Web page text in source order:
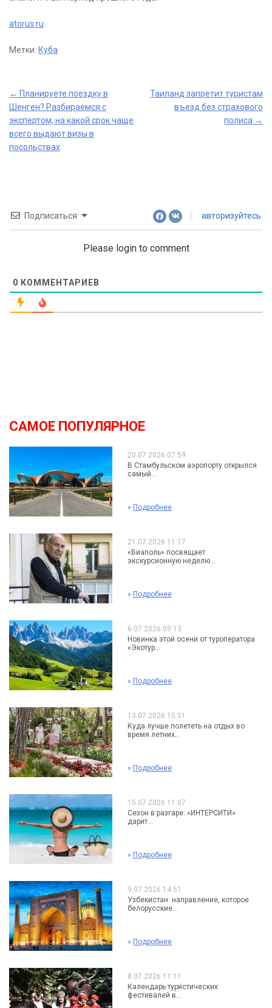
atorus.ru
Метки: Куба
Post
navigation
← Планируете поездку в
Шенген? Разбираемся с
экспертом, на какой срок чаще
всего выдают визы в
посольствах
Таиланд запретит туристам
въезд без страхового
полиса →
Подписаться авторизуйтесь
Please login to comment
0 КОММЕНТАРИЕВ
САМОЕ ПОПУЛЯРНОЕ
20.07.2026 07:59
В Стамбульском аэропорту открылся
самый...
» Подробнее
21.07.2026 11:17
«Виаполь» посвящает
экскурсионную неделю...
» Подробнее
6.07.2026 09:13
Новинка этой осени от туроператора
«Экотур...
» Подробнее
13.07.2026 15:51
Куда лучше полететь на отдых во
время летних...
» Подробнее
15.07.2026 11:07
Сезон в разгаре: «ИНТЕРСИТИ»
дарит...
» Подробнее
9.07.2026 14:51
Узбекистан: направление, которое
белорусские...
» Подробнее
8.07.2026 11:11
Календарь туристических
фестивалей в...